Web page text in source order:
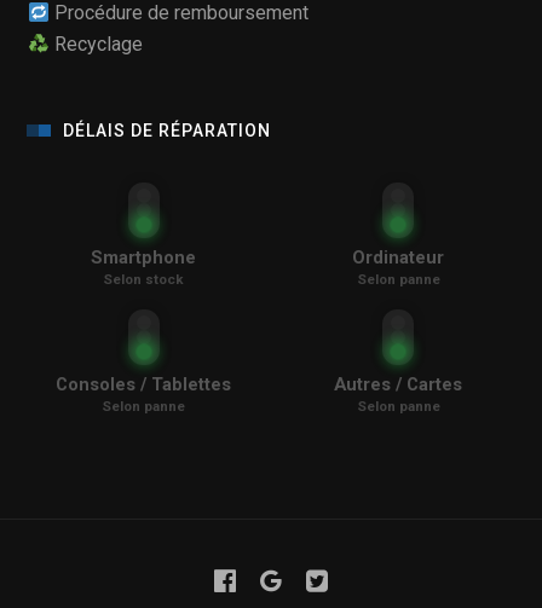
Procédure de remboursement
Recyclage
DÉLAIS DE RÉPARATION
Smartphone
Selon stock
Ordinateur
Selon panne
Consoles / Tablettes
Selon panne
Autres / Cartes
Selon panne